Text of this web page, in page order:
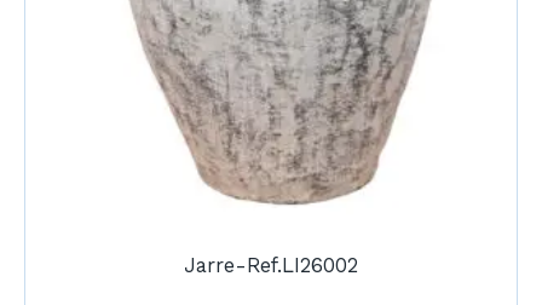
Jarre-Ref.LI26002